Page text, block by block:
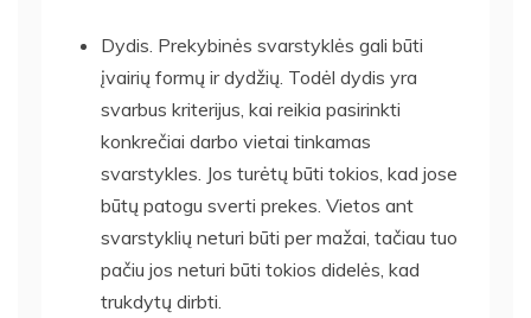
Dydis. Prekybinės svarstyklės gali būti
įvairių formų ir dydžių. Todėl dydis yra
svarbus kriterijus, kai reikia pasirinkti
konkrečiai darbo vietai tinkamas
svarstykles. Jos turėtų būti tokios, kad jose
būtų patogu sverti prekes. Vietos ant
svarstyklių neturi būti per mažai, tačiau tuo
pačiu jos neturi būti tokios didelės, kad
trukdytų dirbti.